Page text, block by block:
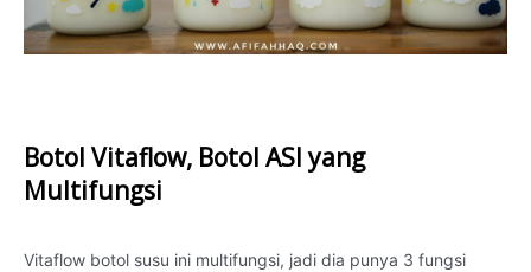
Botol Vitaflow, Botol ASI yang
Multifungsi
Vitaflow botol susu ini multifungsi, jadi dia punya 3 fungsi